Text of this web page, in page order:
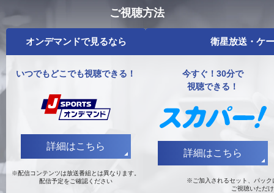
ご視聴方法
オンデマンドで見るなら
いつでもどこでも視聴できる！
詳細はこちら
※配信コンテンツは放送番組とは異なります。
配信予定をご確認ください
衛星放送・ケ
今すぐ！30分で
視聴できる！
詳細はこちら
※ご加入されるセット、パッ
ご視聴いただ